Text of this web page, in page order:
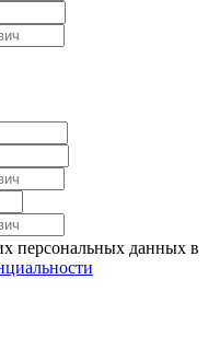
персональных данных в